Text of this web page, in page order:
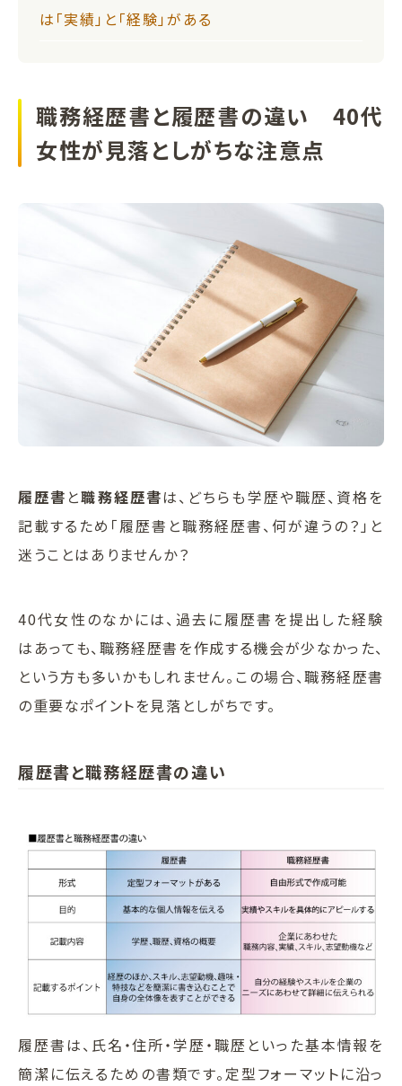
は「実績」と「経験」がある
職務経歴書と履歴書の違い 40代
女性が見落としがちな注意点
履歴書 と職務経歴書は、どちらも学歴や職歴、資格を
記載するため「履歴書と職務経歴書、何が違うの？」と
迷うことはありませんか？
40代女性のなかには、過去に履歴書を提出した経験
はあっても、職務経歴書を作成する機会が少なかった、
という方も多いかもしれません。この場合、職務経歴書
の重要なポイントを見落としがちです。
履歴書と職務経歴書の違い
履歴書は、氏名・住所・学歴・職歴といった基本情報を
簡潔に伝えるための書類です。定型フォーマットに沿っ